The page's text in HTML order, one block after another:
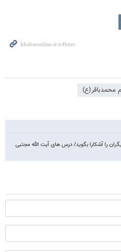
محمدباقر(ع)
را آشکارا بگوید/ درس های آیت الله مجتبی